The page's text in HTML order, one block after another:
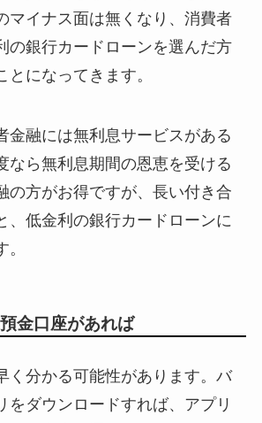
マイナス面は無くなり、消費者
の銀行カードローンを選んだ方
とになってきます。
金融には無利息サービスがある
なら無利息期間の恩恵を受ける
の方がお得ですが、長い付き合
、低金利の銀行カードローンに
金口座があれば
く分かる可能性があります。バ
をダウンロードすれば、アプリ